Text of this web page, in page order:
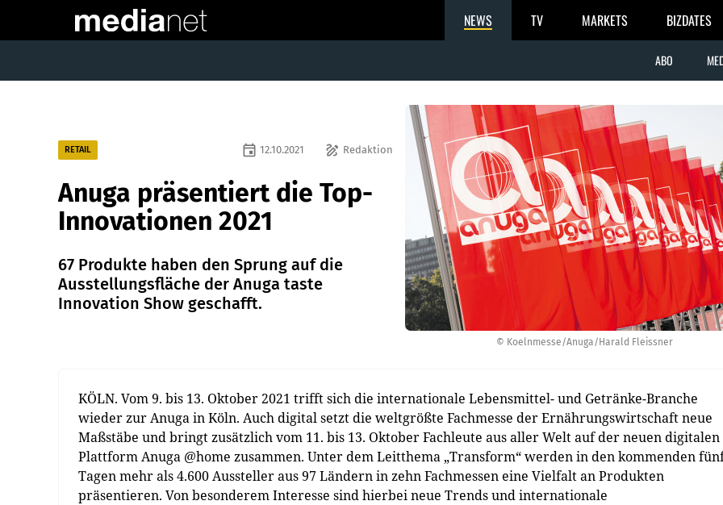
NEWS TV MARKETS BIZDATES
ABO
© Koelnmesse/Anuga/Harald Fleissner
RETAIL draw Redaktion
event 12.10.2021
Anuga präsentiert die Top-
Innovationen 2021
67 Produkte haben den Sprung auf die
Ausstellungsfläche der Anuga taste
Innovation Show geschafft.
KÖLN. Vom 9. bis 13. Oktober 2021 trifft sich die internationale Lebensmittel- und Getränke-Branche
wieder zur Anuga in Köln. Auch digital setzt die weltgrößte Fachmesse der Ernährungswirtschaft neue
Maßstäbe und bringt zusätzlich vom 11. bis 13. Oktober Fachleute aus aller Welt auf der neuen digitalen
Plattform Anuga @home zusammen. Unter dem Leitthema „Transform“ werden in den kommenden
Tagen mehr als 4.600 Aussteller aus 97 Ländern in zehn Fachmessen eine Vielfalt an Produkten
präsentieren. Von besonderem Interesse sind hierbei neue Trends und internationale